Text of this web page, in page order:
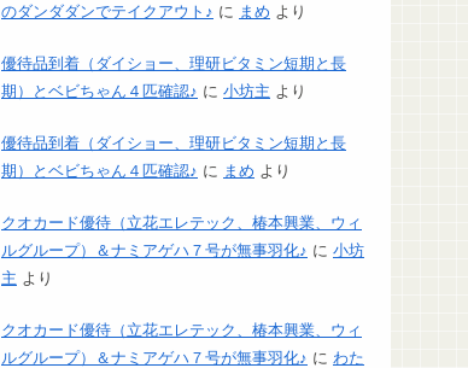
のダンダダンでテイクアウト♪ に まめ より
優待品到着（ダイショー、理研ビタミン短期と長
期）とベビちゃん４匹確認♪ に 小坊主 より
優待品到着（ダイショー、理研ビタミン短期と長
期）とベビちゃん４匹確認♪ に まめ より
クオカード優待（立花エレテック、椿本興業、ウィ
ルグループ）＆ナミアゲハ７号が無事羽化♪ に 小坊
主 より
クオカード優待（立花エレテック、椿本興業、ウィ
ルグループ）＆ナミアゲハ７号が無事羽化♪ に わた